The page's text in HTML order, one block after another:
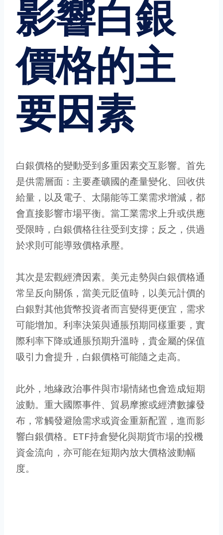
影響白銀
價格的主
要因素
白銀價格的變動受到多重因素交互影響。首先
是供需層面：主要產礦國的產量變化、回收供
給量，以及電子、太陽能等工業需求增減，都
會直接影響市場平衡。當工業需求上升或供應
受限時，白銀價格往往受到支撐；反之，供過
於求則可能導致價格承壓。
其次是宏觀經濟因素。美元走勢與白銀價格通
常呈反向關係，當美元貶值時，以美元計價的
白銀對其他貨幣投資者而言變得更便宜，需求
可能增加。利率決策與通脹預期同樣重要，實
際利率下降或通脹預期升溫時，貴金屬的保值
吸引力會提升，白銀價格可能隨之走高。
此外，地緣政治事件與市場情緒也會造成短期
波動。重大國際事件、貿易摩擦或經濟數據發
布，常觸發避險需求或資金重新配置，進而影
響白銀價格。ETF持倉變化與期貨市場的投機
資金流向，亦可能在短期內放大價格波動幅
度。